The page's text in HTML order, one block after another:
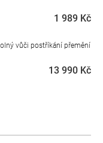
1 989 Kč
vůči postříkání přemění
13 990 Kč